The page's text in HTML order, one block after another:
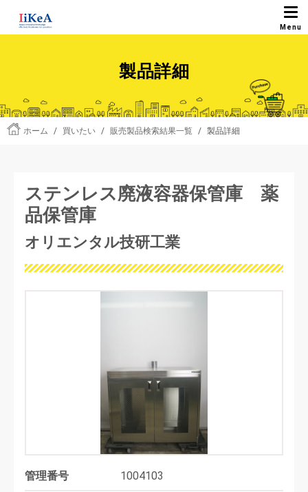
製品詳細
ホーム / 買いたい / 販売製品検索結果一覧 / 製品詳細
ステンレス廃液容器保管庫 薬
品保管庫
オリエンタル技研工業
管理番号 1004103